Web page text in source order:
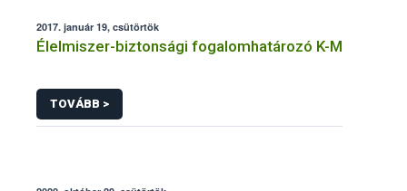
2017. január 19, csütörtök
Élelmiszer-biztonsági fogalomhatározó K-M
TOVÁBB >